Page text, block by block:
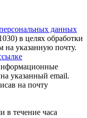
данных
в целях обработки
на указанную почту.
указанный email.
на почту
в течение часа